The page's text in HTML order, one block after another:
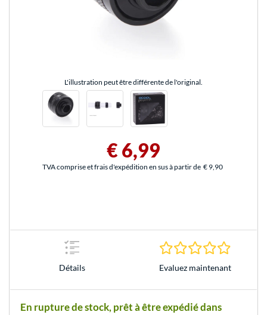
L'illustration peut être différente de l'original.
€ 6,99
TVA comprise et frais d'expédition en sus à partir de € 9,90
Détails Evaluez maintenant
En rupture de stock, prêt à être expédié dans